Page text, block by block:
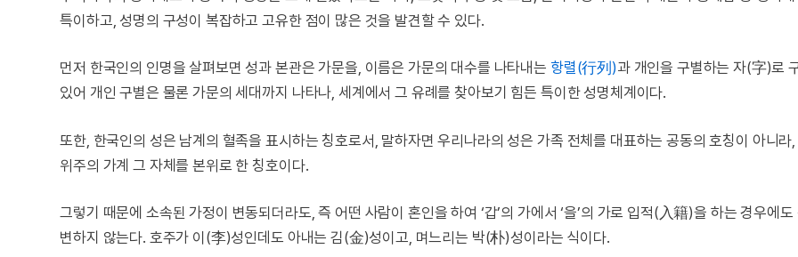
특이하고, 성명의 구성이 복잡하고 고유한 점이 많은 것을 발견할 수 있다.
먼저 한국인의 인명을 살펴보면 성과 본관은 가문을, 이름은 가문의 대수를 나타내는 항렬(行列)과 개인을 구별하는 자(字)로
있어 개인 구별은 물론 가문의 세대까지 나타나, 세계에서 그 유례를 찾아보기 힘든 특이한 성명체계이다.
또한, 한국인의 성은 남계의 혈족을 표시하는 칭호로서, 말하자면 우리나라의 성은 가족 전체를 대표하는 공동의 호칭이 아니라,
위주의 가계 그 자체를 본위로 한 칭호이다.
그렇기 때문에 소속된 가정이 변동되더라도, 즉 어떤 사람이 혼인을 하여 ‘갑’의 가에서 ‘을’의 가로 입적(入籍)을 하는 경우에도
변하지 않는다. 호주가 이(李)성인데도 아내는 김(金)성이고, 며느리는 박(朴)성이라는 식이다.